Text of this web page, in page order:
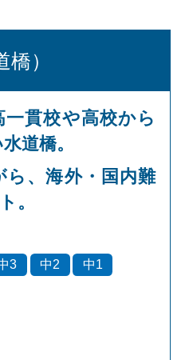
）
貫校や高校から
道橋。
、海外・国内難
。
3 中2
中1